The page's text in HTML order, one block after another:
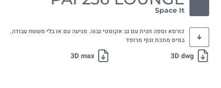
Space It
כורסא וספה זוגית עם גב אקוסטי גבוה. מגיעה עם או בלי משטח עבודה,
בסיס מתכת וגוף מרופד
3D dwg
3D max